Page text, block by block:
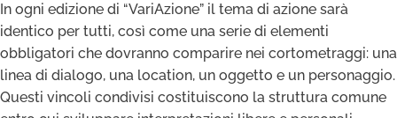
In ogni edizione di “VariAzione” il tema di azione sarà
identico per tutti, così come una serie di elementi
obbligatori che dovranno comparire nei cortometraggi: una
linea di dialogo, una location, un oggetto e un personaggio.
Questi vincoli condivisi costituiscono la struttura comune